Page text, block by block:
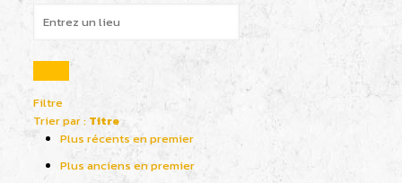
Filtre
Trier par : Titre
Plus récents en premier
Plus anciens en premier